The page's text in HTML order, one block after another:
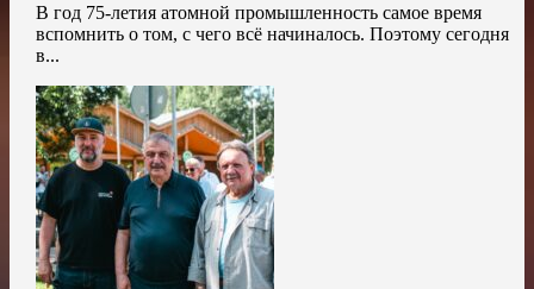
В год 75-летия атомной промышленность самое время
вспомнить о том, с чего всё начиналось. Поэтому сегодня
в...